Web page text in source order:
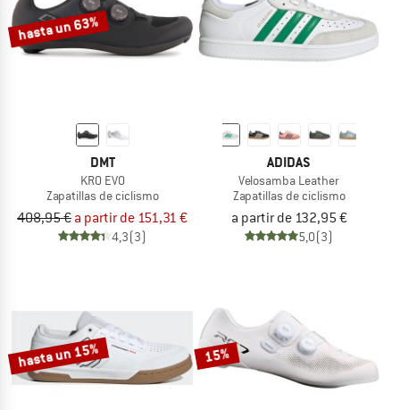
hasta un 63%
DMT
KR0 EVO
Zapatillas de ciclismo
408,95 € a partir de 151,31 €
4,3(3)
ADIDAS
Velosamba Leather
Zapatillas de ciclismo
a partir de 132,95 €
5,0(3)
hasta un 15% 15%